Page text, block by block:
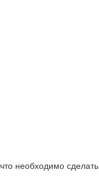
необходимо сделать